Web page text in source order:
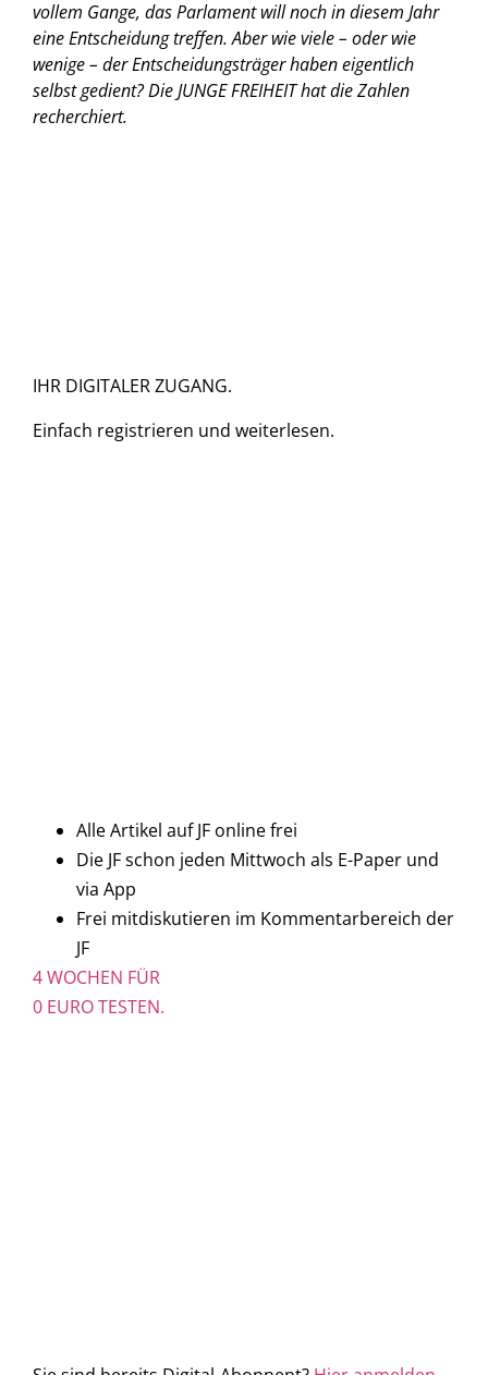
vollem Gange, das Parlament will noch in diesem Jahr
eine Entscheidung treffen. Aber wie viele – oder wie
wenige – der Entscheidungsträger haben eigentlich
selbst gedient? Die JUNGE FREIHEIT hat die Zahlen
recherchiert.
IHR DIGITALER ZUGANG.
Einfach registrieren und weiterlesen.
Alle Artikel auf JF online frei
Die JF schon jeden Mittwoch als E-Paper und
via App
Frei mitdiskutieren im Kommentarbereich der
JF
4 WOCHEN FÜR
0 EURO TESTEN.